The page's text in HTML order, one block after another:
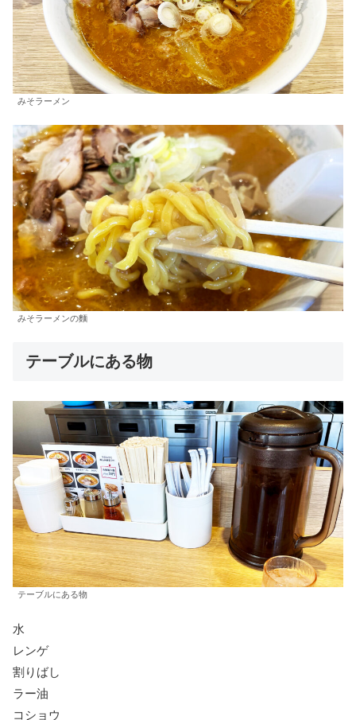
みそラーメン
みそラーメンの麵
テーブルにある物
テーブルにある物
水
レンゲ
割りばし
ラー油
コショウ